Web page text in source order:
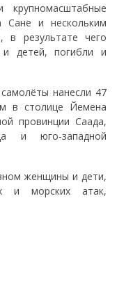
и нескольким
в результате чего
детей, погибли и
нанесли 47
в столице Йемена
провинции Саада,
и юго-западной
женщины и дети,
и морских атак,